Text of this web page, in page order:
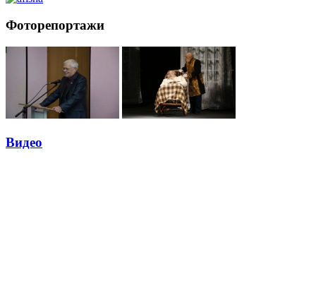
Фоторепортажи
Видео